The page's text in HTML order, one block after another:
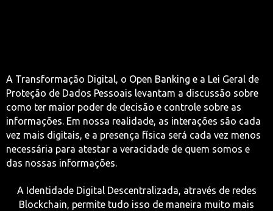
A Transformação Digital, o Open Banking e a Lei Geral de
Proteção de Dados Pessoais levantam a discussão sobre
como ter maior poder de decisão e controle sobre as
informações. Em nossa realidade, as interações são cada
vez mais digitais, e a presença física será cada vez menos
necessária para atestar a veracidade de quem somos e
das nossas informações.
A Identidade Digital Descentralizada, através de redes
Blockchain, permite tudo isso de maneira muito mais